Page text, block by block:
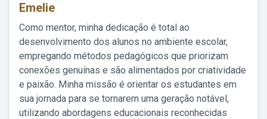
Emelie
Como mentor, minha dedicação é total ao
desenvolvimento dos alunos no ambiente escolar,
empregando métodos pedagógicos que priorizam
conexões genuínas e são alimentados por criatividade
e paixão. Minha missão é orientar os estudantes em
sua jornada para se tornarem uma geração notável,
utilizando abordagens educacionais reconhecidas